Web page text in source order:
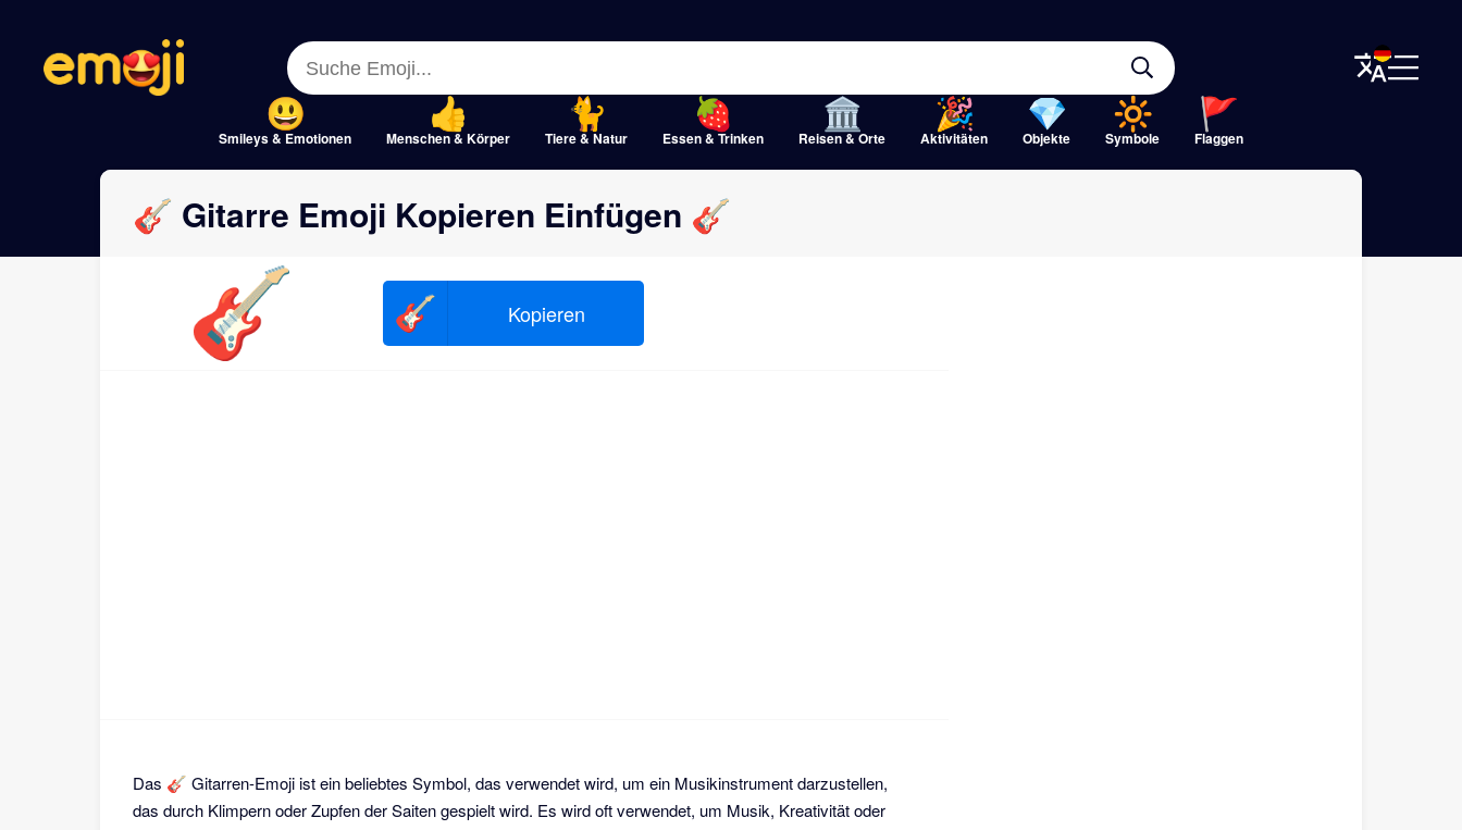
Smileys & Emotionen Menschen & Körper Tiere & Natur Essen & Trinken Reisen & Orte Aktivitäten Objekte Symbole Flaggen
Close
Close
🎸 Gitarre Emoji Kopieren Einfügen 🎸
🎸 🎸 Kopieren
Das 🎸 Gitarren-Emoji ist ein beliebtes Symbol, das verwendet wird, um ein Musikinstrument darzustellen,
das durch Klimpern oder Zupfen der Saiten gespielt wird. Es wird oft verwendet, um Musik, Kreativität oder